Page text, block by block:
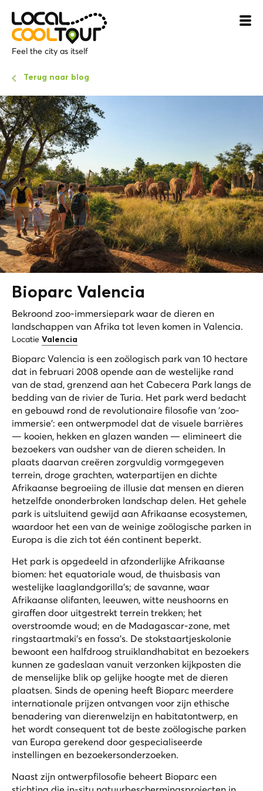
Feel the city as itself
Terug naar blog
Bioparc Valencia
Bekroond zoo-immersiepark waar de dieren en
landschappen van Afrika tot leven komen in Valencia.
Locatie Valencia
Bioparc Valencia is een zoölogisch park van 10 hectare
dat in februari 2008 opende aan de westelijke rand
van de stad, grenzend aan het Cabecera Park langs de
bedding van de rivier de Turia. Het park werd bedacht
en gebouwd rond de revolutionaire filosofie van 'zoo-
immersie': een ontwerpmodel dat de visuele barrières
— kooien, hekken en glazen wanden — elimineert die
bezoekers van oudsher van de dieren scheiden. In
plaats daarvan creëren zorgvuldig vormgegeven
terrein, droge grachten, waterpartijen en dichte
Afrikaanse begroeiing de illusie dat mensen en dieren
hetzelfde ononderbroken landschap delen. Het gehele
park is uitsluitend gewijd aan Afrikaanse ecosystemen,
waardoor het een van de weinige zoölogische parken in
Europa is die zich tot één continent beperkt.
Het park is opgedeeld in afzonderlijke Afrikaanse
biomen: het equatoriale woud, de thuisbasis van
westelijke laaglandgorilla's; de savanne, waar
Afrikaanse olifanten, leeuwen, witte neushoorns en
giraffen door uitgestrekt terrein trekken; het
overstroomde woud; en de Madagascar-zone, met
ringstaartmaki's en fossa's. De stokstaartjeskolonie
bewoont een halfdroog struiklandhabitat en bezoekers
kunnen ze gadeslaan vanuit verzonken kijkposten die
de menselijke blik op gelijke hoogte met de dieren
plaatsen. Sinds de opening heeft Bioparc meerdere
internationale prijzen ontvangen voor zijn ethische
benadering van dierenwelzijn en habitatontwerp, en
het wordt consequent tot de beste zoölogische parken
van Europa gerekend door gespecialiseerde
instellingen en bezoekersonderzoeken.
Naast zijn ontwerpfilosofie beheert Bioparc een